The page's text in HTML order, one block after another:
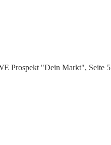
Prospekt "Dein Markt", Seite 5